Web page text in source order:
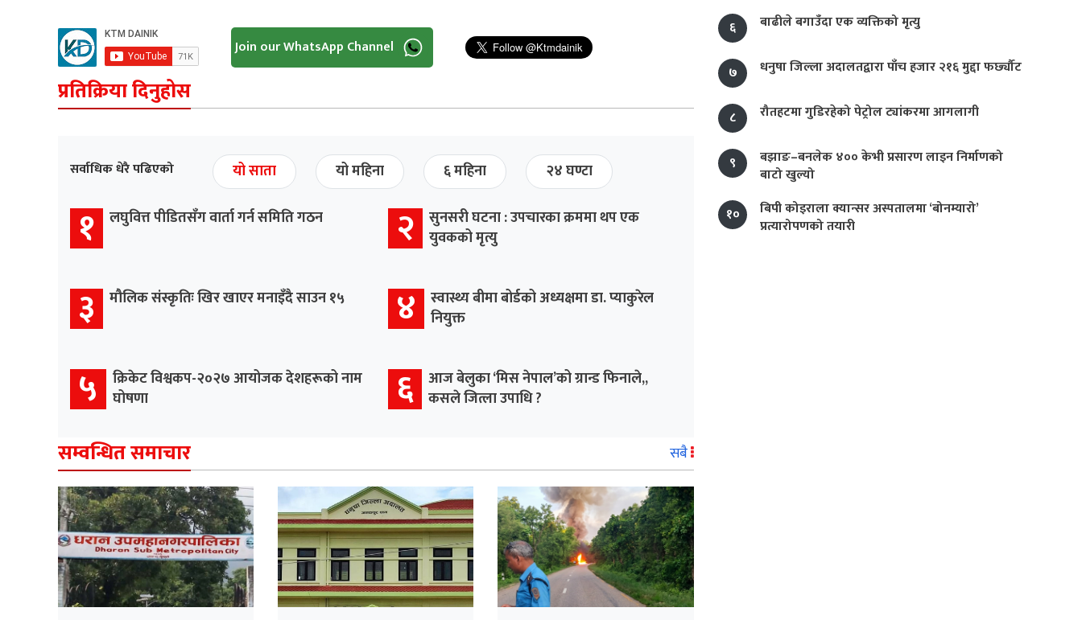
Join our WhatsApp Channel
प्रतिक्रिया दिनुहोस
सर्वाधिक धेरै पढिएको यो साता यो महिना ६ महिना २४ घण्टा
१ लघुवित्त पीडितसँग वार्ता गर्न समिति गठन २ सुनसरी घटना : उपचारका क्रममा थप एक
युवकको मृत्यु
३ मौलिक संस्कृतिः खिर खाएर मनाइँदै साउन १५ ४ स्वास्थ्य बीमा बोर्डको अध्यक्षमा डा. प्याकुरेल
नियुक्त
५ क्रिकेट विश्वकप-२०२७ आयोजक देशहरूको नाम
घोषणा
६ आज बेलुका ‘मिस नेपाल’को ग्रान्ड फिनाले,,
कसले जित्ला उपाधि ?
सम्वन्धित समाचार सबै
६
बाढीले बगाउँदा एक व्यक्तिको मृत्यु
७ धनुषा जिल्ला अदालतद्वारा पाँच हजार २१६ मुद्दा फर्छ्यौट
८ रौतहटमा गुडिरहेको पेट्रोल ट्यांकरमा आगलागी
९
बझाङ–बनलेक ४०० केभी प्रसारण लाइन निर्माणको
बाटो खुल्यो
१०
बिपी कोइराला क्यान्सर अस्पतालमा ‘बोनम्यारो’
प्रत्यारोपणको तयारी